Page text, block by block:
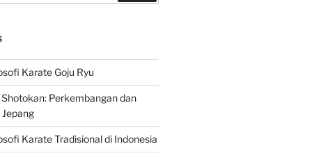
Karate Goju Ryu
Perkembangan dan
Karate Tradisional di Indonesia